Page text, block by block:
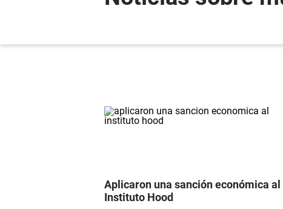
Aplicaron una sanción económica al
Instituto Hood